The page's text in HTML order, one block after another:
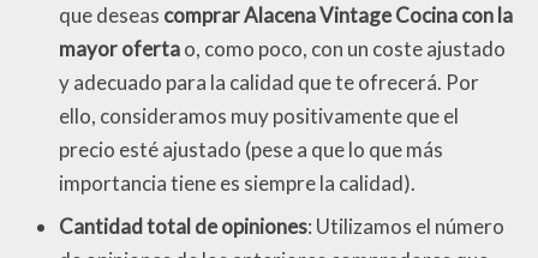
que deseas comprar Alacena Vintage Cocina con la
mayor ofertao, como poco, con un coste ajustado
y adecuado para la calidad que te ofrecerá. Por
ello, consideramos muy positivamente que el
precio esté ajustado (pese a que lo que más
importancia tiene es siempre la calidad).
Cantidad total de opiniones: Utilizamos el número